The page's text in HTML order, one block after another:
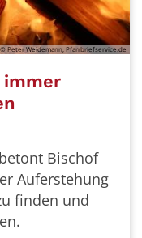
© Peter Weidemann, Pfarrbriefservice.de
Bischof
Auferstehung
finden und